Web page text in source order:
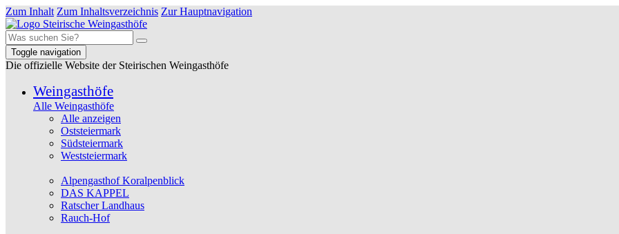
Zum Inhalt Zum Inhaltsverzeichnis Zur Hauptnavigation
Toggle navigation
Die offizielle Website der Steirischen Weingasthöfe
Weingasthöfe
Alle Weingasthöfe
Alle anzeigen
Oststeiermark
Südsteiermark
Weststeiermark
Alpengasthof Koralpenblick
DAS KAPPEL
Ratscher Landhaus
Rauch-Hof